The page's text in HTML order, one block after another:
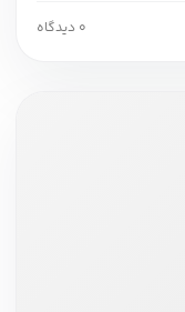
0 دیدگاه